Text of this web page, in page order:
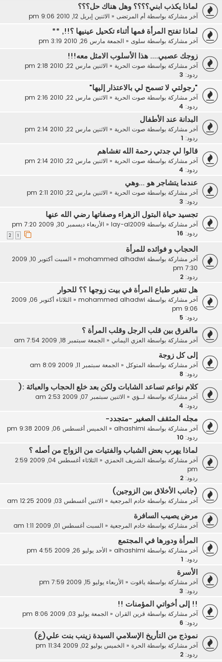
لماذا يكذب ابني؟؟؟؟ وهل هناك حل؟؟؟
آخر مشاركة بواسطة أم المرتضى « الاثنين إبريل 12, 2010 9:06 pm
لماذا تفتح المرأة فمها أثناء تكحيل عينيها ؟!!, **
آخر مشاركة بواسطة سلوى« الجمعة مارس 26, 2010 3:19 pm
زوجك عصبي.... هذا الأسلوب الامثل معه!!!
آخر مشاركة بواسطة صوت الحرية« الاثنين مارس 22, 2010 2:18 pm
ردود: 3
"رجولتي لا تسمح لي بالاعتذار إليها"
آخر مشاركة بواسطة صوت الحرية« الاثنين مارس 22, 2010 2:16 pm
ردود: 4
البدانة عند الأطفال
آخر مشاركة بواسطة صوت الحرية« الاثنين مارس 22, 2010 2:14 pm
ردود:
قالوا لي جدتي رحمة الله تغشاهم
آخر مشاركة بواسطة صوت الحرية« الاثنين مارس 22, 2010 2:14 pm
ردود: 4
عندما يتشاجر هو ...وهي
آخر مشاركة بواسطة صوت الحرية« الاثنين مارس 22, 2010 2:11 pm
ردود: 3
تجسيد حياة البتول الزهراء وصفاتها رضي الله عنها
آخر مشاركة بواسطة lay-al2009
« الأربعاء ديسمبر 30, 2009 7:20 pm
ردود: 16
الحجاب و فوائده للمرأة
آخر مشاركة بواسطة mohammed alhadwi
«
السبت أكتوبر 10, 2009
7:30 pm
ردود: 2
هل تتغير طباع المرأة في بيت زوجها ؟؟ للحوار
آخر مشاركة بواسطة mohammed alhadwi
«
الثلاثاء أكتوبر 06, 2009
9:06 pm
ردود: 5
مالفرق بين قلب الرجل وقلب المرأة ؟
آخر مشاركة بواسطة العزي اليماني« الجمعة سبتمبر 18, 2009 7:54 am
إلى كل زوجة
آخر مشاركة بواسطة المتوكل« الجمعة سبتمبر 11, 2009 8:09 am
ردود: 8
كلام نواعم تساعد الشابات ولكن بعد خلع الحجاب والعبائة :(
آخر مشاركة بواسطة لــؤي« الاثنين سبتمبر 07, 2009 2:53 am
ردود: 4
مجله المثقف الصغير -متجدد-
آخر مشاركة بواسطة alhashimi
« الخميس أغسطس 06, 2009 9:38 pm
ردود: 10
لماذا يهرب بعض الشباب والفتيات من الزواج من أصله ؟
آخر مشاركة بواسطة الشريف الحمزي«
الثلاثاء أغسطس 04, 2009 2:59
pm
ردود: 2
(جانب الأخلاق بين الزوجين)
آخر مشاركة بواسطة خادم المرجعية« الاثنين أغسطس 03, 2009 12:25 am
مرض يصيب السافرة
آخر مشاركة بواسطة خادم المرجعية« السبت أغسطس 01, 2009 1:11 am
المرأة ودورها في المجتمع
آخر مشاركة بواسطة alhashimi
« الأحد يوليو 26, 2009 4:55 pm
ردود:
الأسرة
آخر مشاركة بواسطة ياقوت« الأربعاء يوليو 15, 2009 7:59 pm
ردود: 3
‏!‏! إلى أخواتي المؤمنات !!
آخر مشاركة بواسطة قرين القران« الجمعة يوليو 03, 2009 8:06 pm
ردود: 6
نموذج من التأريخ الإسلامي السيدة زينب بنت علي(ع)
آخر مشاركة بواسطة الحرة« الخميس يوليو 02, 2009 11:34 pm
ردود: 2